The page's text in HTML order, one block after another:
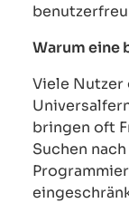
Warum eine
Viele Nutzer
bringen oft
Suchen